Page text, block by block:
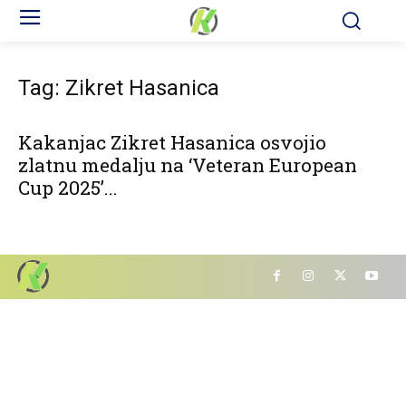
Tag: Zikret Hasanica
Kakanjac Zikret Hasanica osvojio
zlatnu medalju na ‘Veteran European
Cup 2025’...